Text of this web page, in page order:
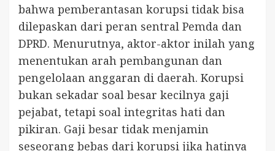
bahwa pemberantasan korupsi tidak bisa
dilepaskan dari peran sentral Pemda dan
DPRD. Menurutnya, aktor-aktor inilah yang
menentukan arah pembangunan dan
pengelolaan anggaran di daerah. Korupsi
bukan sekadar soal besar kecilnya gaji
pejabat, tetapi soal integritas hati dan
pikiran. Gaji besar tidak menjamin
seseorang bebas dari korupsi jika hatinya